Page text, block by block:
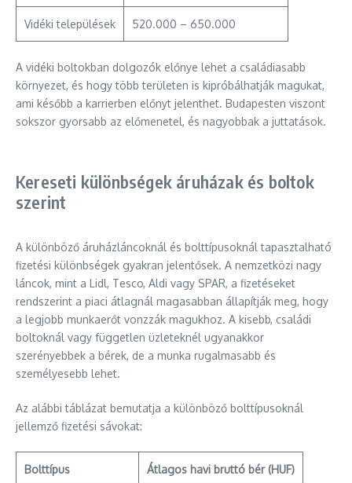
Vidéki települések 520.000 – 650.000
A vidéki boltokban dolgozók előnye lehet a családiasabb
környezet, és hogy több területen is kipróbálhatják magukat,
ami később a karrierben előnyt jelenthet. Budapesten viszont
sokszor gyorsabb az előmenetel, és nagyobbak a juttatások.
Kereseti különbségek áruházak és boltok
szerint
A különböző áruházláncoknál és bolttípusoknál tapasztalható
fizetési különbségek gyakran jelentősek. A nemzetközi nagy
láncok, mint a Lidl, Tesco, Aldi vagy SPAR, a fizetéseket
rendszerint a piaci átlagnál magasabban állapítják meg, hogy
a legjobb munkaerőt vonzzák magukhoz. A kisebb, családi
boltoknál vagy független üzleteknél ugyanakkor
szerényebbek a bérek, de a munka rugalmasabb és
személyesebb lehet.
Az alábbi táblázat bemutatja a különböző bolttípusoknál
jellemző fizetési sávokat:
Bolttípus Átlagos havi bruttó bér (HUF)